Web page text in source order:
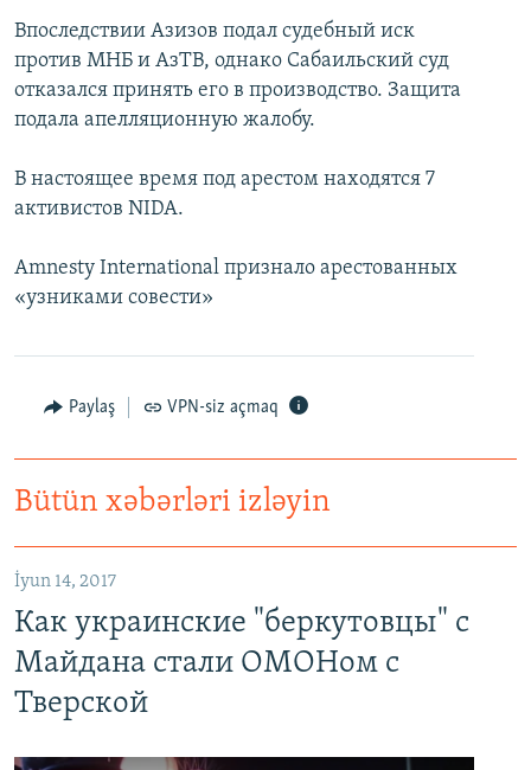
Впоследствии Азизов подал судебный иск
против МНБ и АзТВ, однако Сабаильский суд
отказался принять его в производство. Защита
подала апелляционную жалобу.
В настоящее время под арестом находятся 7
активистов NIDA.
Amnesty International признало арестованных
«узниками совести»
Paylaş VPN-siz açmaq
Bütün xəbərləri izləyin
İyun 14, 2017
Как украинские "беркутовцы" с
Майдана стали ОМОНом с
Тверской